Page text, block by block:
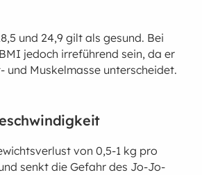
und 24,9 gilt als gesund. Bei
jedoch irreführend sein, da er
und Muskelmasse unterscheidet.
von 0,5-1 kg pro
senkt die Gefahr des Jo-Jo-